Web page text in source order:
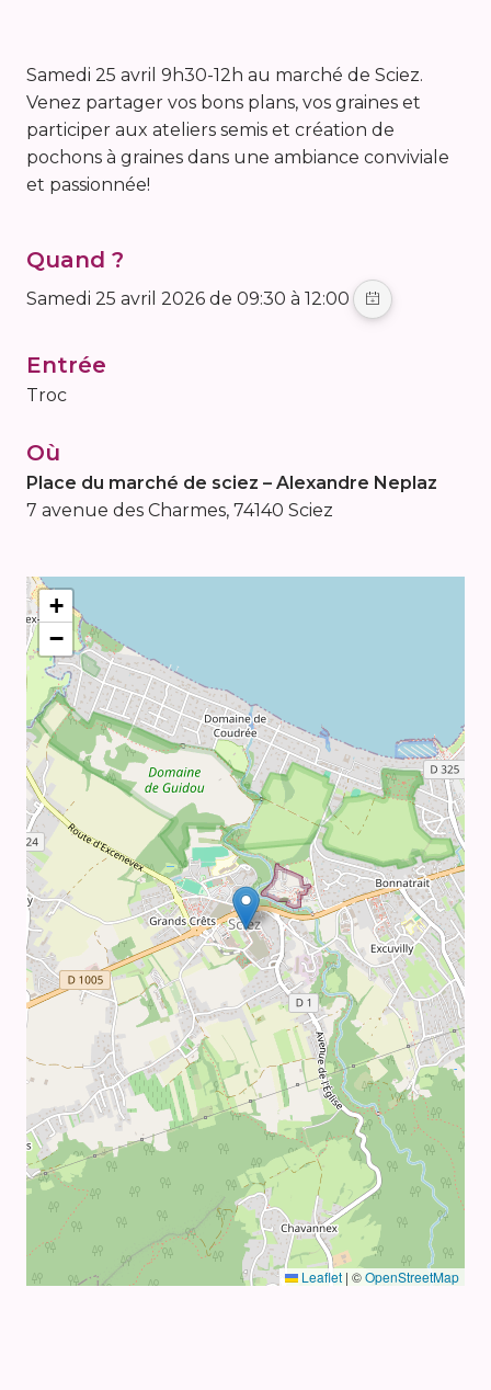
Samedi 25 avril 9h30-12h au marché de Sciez.
Venez partager vos bons plans, vos graines et
participer aux ateliers semis et création de
pochons à graines dans une ambiance conviviale
et passionnée!
Quand ?
samedi 25 avril 2026 de 09:30 à 12:00
Entrée
Troc
Où
Place du marché de sciez – Alexandre Neplaz
7 avenue des Charmes, 74140 Sciez
+
−
Leaflet | ©OpenStreetMap